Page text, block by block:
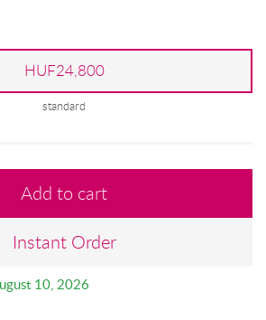
HUF24,800
standard
Add to cart
Instant Order
10, 2026